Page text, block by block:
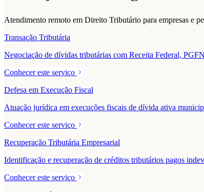
Atendimento remoto em Direito Tributário para empresas e
Transação Tributária
Negociação de dívidas tributárias com Receita Federal,
Conhecer este serviço
Defesa em Execução Fiscal
Atuação jurídica em execuções fiscais de dívida ativa
Conhecer este serviço
Recuperação Tributária Empresarial
Identificação e recuperação de créditos tributários pagos
Conhecer este serviço